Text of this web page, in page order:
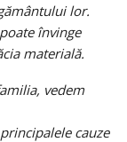
lor.
învinge
materială.
vedem
cauze